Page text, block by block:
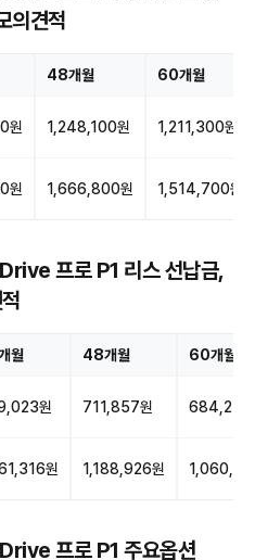
의견적
48개월 60개월
원 1,248,100원 1,211,300원
원 1,666,800원 1,514,700원
프로 P1 리스 선납금,
월 48개월 60개월
원 711,857원 684,225
원 1,188,926원
프로 P1 주요옵션